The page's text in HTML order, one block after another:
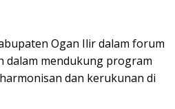
Ogan Ilir dalam forum
dalam mendukung program
dan kerukunan di